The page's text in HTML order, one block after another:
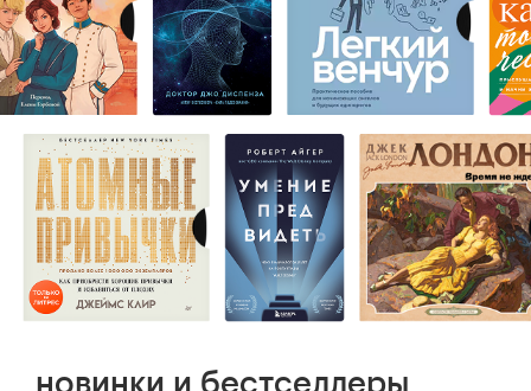
новинки и бестселлеры